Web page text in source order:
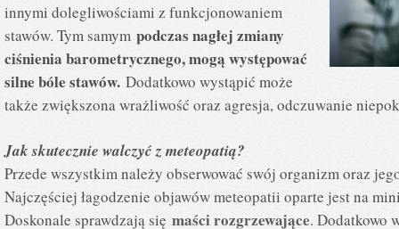
innymi dolegliwościami z funkcjonowaniem
stawów. Tym samym podczas nagłej zmiany
ciśnienia barometrycznego, mogą występować
silne bóle stawów. Dodatkowo wystąpić może
także zwiększona wrażliwość oraz agresja, odczuwanie
Jak skutecznie walczyć z meteopatią?
Przede wszystkim należy obserwować swój organizm oraz
Najczęściej łagodzenie objawów meteopatii oparte jest na
Doskonale sprawdzają się maści rozgrzewające. Dodatkowo